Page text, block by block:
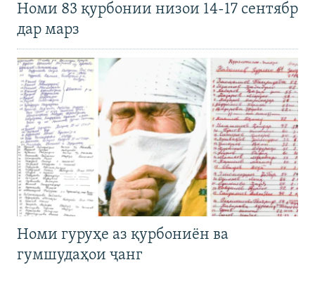
Номи 83 қурбонии низои 14-17 сентябр
дар марз
Номи гуруҳе аз қурбониён ва
гумшудаҳои ҷанг